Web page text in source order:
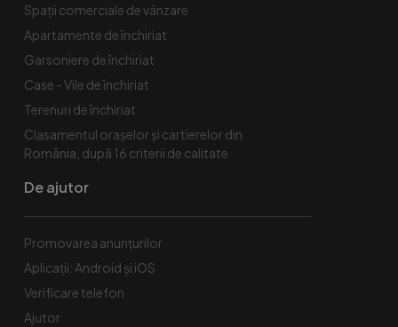
Spaţii comerciale de vânzare
Apartamente de închiriat
Garsoniere de închiriat
Case - Vile de închiriat
Terenuri de închiriat
Clasamentul orașelor și cartierelor din
România, după 16 criterii de calitate
De ajutor
Promovarea anunțurilor
Aplicații: Android și iOS
Verificare telefon
Ajutor